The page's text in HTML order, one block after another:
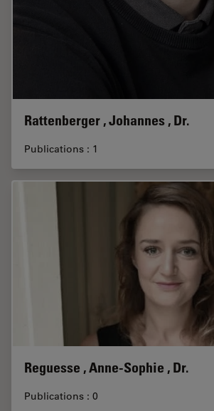
Rattenberger , Johannes , Dr.
Publications : 1
Reguesse , Anne-Sophie , Dr.
Publications : 0